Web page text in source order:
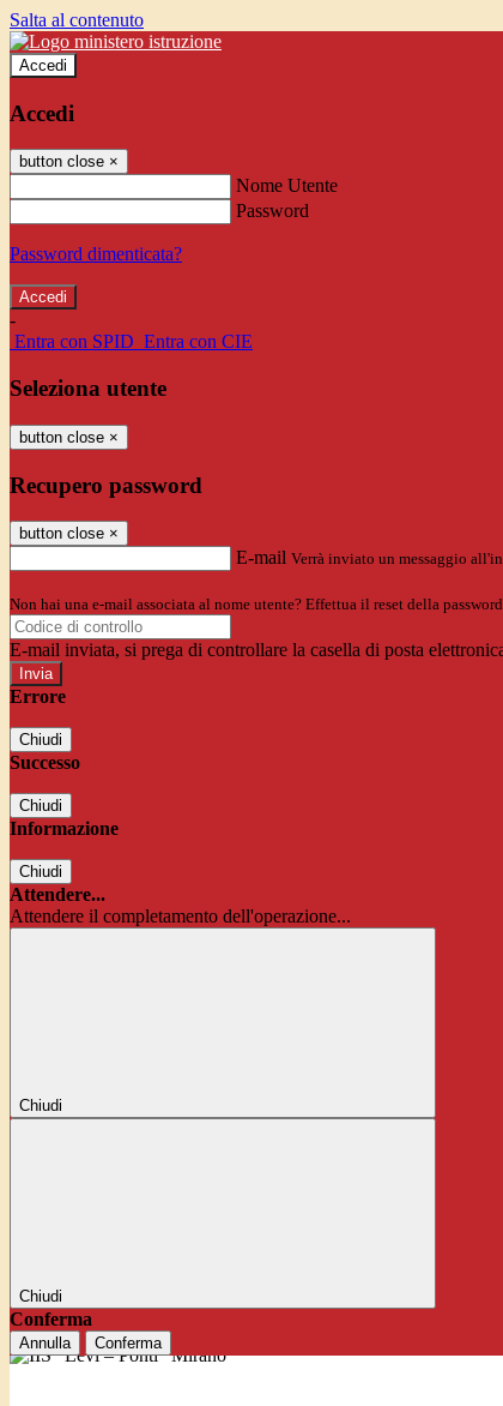
Salta al contenuto
Accedi
Accedi
button close ×
Nome Utente
Password
Password dimenticata?
-
Entra con SPID Entra con CIE
Seleziona utente
button close ×
Recupero password
button close ×
E-mail Verrà inviato un messaggio
Non hai una e-mail associata al nome utente? Effettua il reset della
E-mail inviata, si prega di controllare la casella di posta
Errore
Chiudi
Successo
Chiudi
Informazione
Chiudi
Attendere...
Attendere il completamento dell'operazione...
Chiudi
Chiudi
Conferma
Annulla Conferma